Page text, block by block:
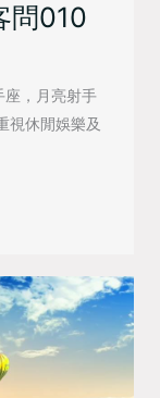
問010
座，月亮射手
視休閒娛樂及